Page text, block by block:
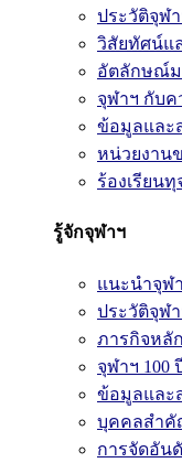
ประวัติจุฬ
วิสัยทัศน์แ
อัตลักษณ์ม
จุฬาฯ กับค
ข้อมูลและ
หน่วยงาน
ร้องเรียน
รู้จักจุฬาฯ
แนะนำจุฬ
ประวัติจุฬ
ภารกิจหลัก
จุฬาฯ 100 ปี
ข้อมูลและ
บุคคลสำคั
การจัดอัน